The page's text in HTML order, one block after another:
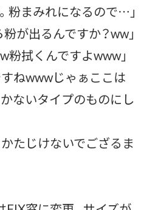
粉まみれになるので…」
が出るんですか？ww」
粉拭くんですよwww」
すねwwwじゃぁここは
ないタイプのものにし
かたじけないでござるま